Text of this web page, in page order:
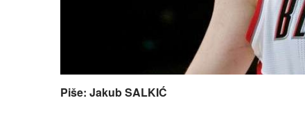
Piše: Jakub SALKIĆ